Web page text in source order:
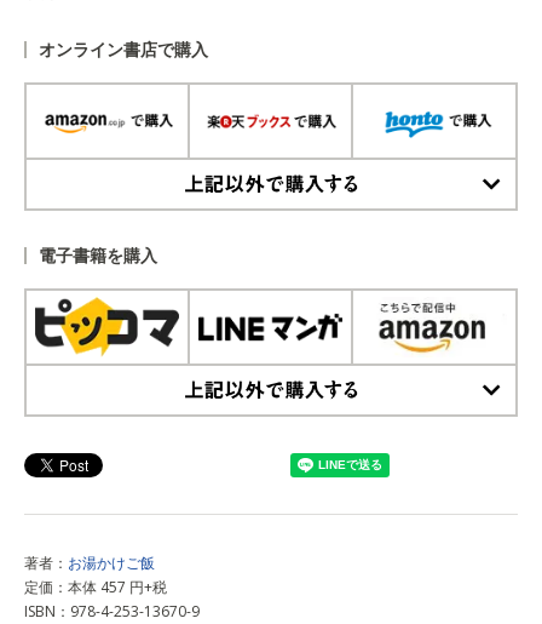
オンライン書店で購入
電子書籍を購入
著者： お湯かけご飯
定価：本体 457 円+税
ISBN：978-4-253-13670-9